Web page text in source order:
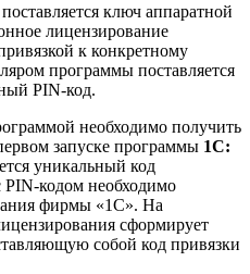
ключ аппаратной
лицензирование
к конкретному
программы поставляется
PIN-код.
необходимо получить
запуске программы 1С:
уникальный код
PIN-кодом необходимо
фирмы «1С». На
сформирует
собой код привязки